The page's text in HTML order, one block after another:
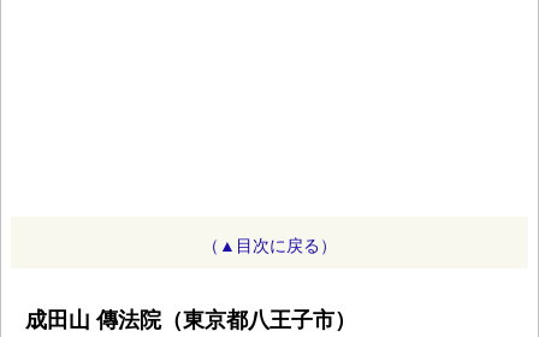
（▲目次に戻る）
成田山 傳法院（東京都八王子市）